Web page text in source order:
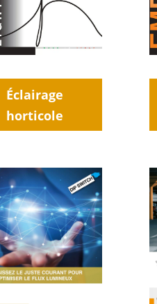
Éclairage
horticole